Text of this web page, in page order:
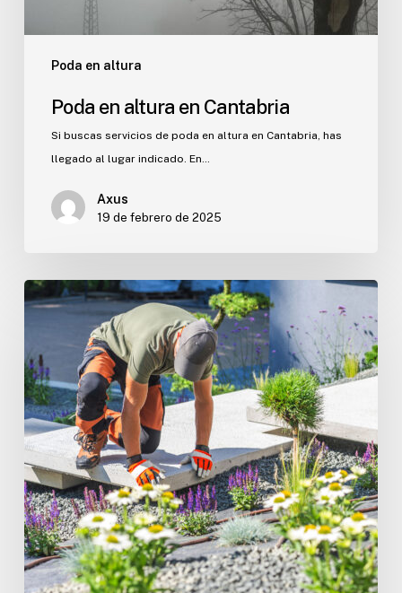
Poda en altura
Poda en altura en Cantabria
Si buscas servicios de poda en altura en Cantabria, has
llegado al lugar indicado. En…
Axus
19 de febrero de 2025
Paisajismo
en
Cantabria